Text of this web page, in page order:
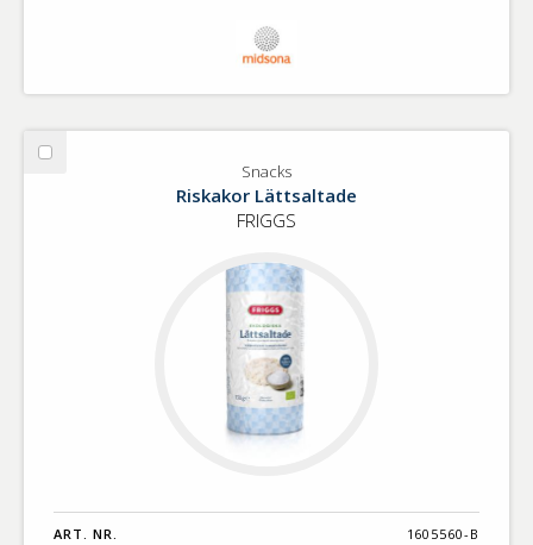
Välj
Snacks
Riskakor Lättsaltade
FRIGGS
ART. NR. 1605560-B